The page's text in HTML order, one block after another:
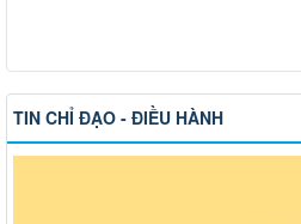
TIN CHỈ ĐẠO - ĐIỀU HÀNH